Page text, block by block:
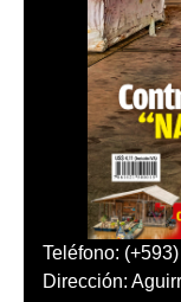
Teléfono:
Dirección: